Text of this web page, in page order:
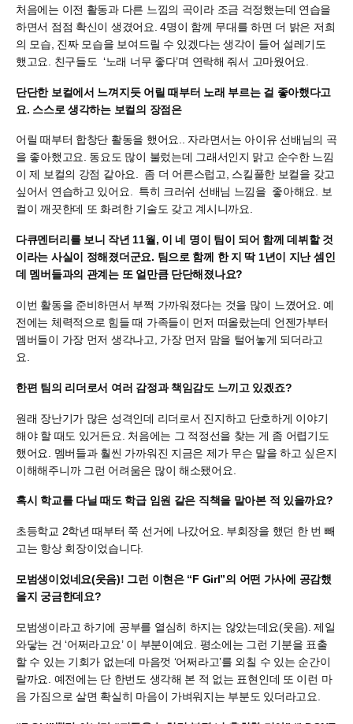
처음에는 이전 활동과 다른 느낌의 곡이라 조금 걱정했는데 연습을
하면서 점점 확신이 생겼어요. 4명이 함께 무대를 하면 더 밝은 저희
의 모습, 진짜 모습을 보여드릴 수 있겠다는 생각이 들어 설레기도
했고요. 친구들도 ‘노래 너무 좋다’며 연락해 줘서 고마웠어요.
단단한 보컬에서 느껴지듯 어릴 때부터 노래 부르는 걸 좋아했다고
요. 스스로 생각하는 보컬의 장점은
어릴 때부터 합창단 활동을 했어요.. 자라면서는 아이유 선배님의 곡
을 좋아했고요. 동요도 많이 불렀는데 그래서인지 맑고 순수한 느낌
이 제 보컬의 강점 같아요. 좀 더 어른스럽고, 스킬풀한 보컬을 갖고
싶어서 연습하고 있어요. 특히 크러쉬 선배님 느낌을 좋아해요. 보
컬이 깨끗한데 또 화려한 기술도 갖고 계시니까요.
다큐멘터리를 보니 작년 11월, 이 네 명이 팀이 되어 함께 데뷔할 것
이라는 사실이 정해졌더군요. 팀으로 함께 한 지 딱 1년이 지난 셈인
데 멤버들과의 관계는 또 얼만큼 단단해졌나요?
이번 활동을 준비하면서 부쩍 가까워졌다는 것을 많이 느꼈어요. 예
전에는 체력적으로 힘들 때 가족들이 먼저 떠올랐는데 언젠가부터
멤버들이 가장 먼저 생각나고, 가장 먼저 맘을 털어놓게 되더라고
요.
한편 팀의 리더로서 여러 감정과 책임감도 느끼고 있겠죠?
원래 장난기가 많은 성격인데 리더로서 진지하고 단호하게 이야기
해야 할 때도 있거든요. 처음에는 그 적정선을 찾는 게 좀 어렵기도
했어요. 멤버들과 훨씬 가까워진 지금은 제가 무슨 말을 하고 싶은지
이해해주니까 그런 어려움은 많이 해소됐어요.
혹시 학교를 다닐 때도 학급 임원 같은 직책을 맡아본 적 있을까요?
초등학교 2학년 때부터 쭉 선거에 나갔어요. 부회장을 했던 한 번 빼
고는 항상 회장이었습니다.
모범생이었네요(웃음)! 그런 이현은 “F Girl”의 어떤 가사에 공감했
을지 궁금한데요?
모범생이라고 하기에 공부를 열심히 하지는 않았는데요(웃음). 제일
와닿는 건 ‘어쩌라고요’ 이 부분이예요. 평소에는 그런 기분을 표출
할 수 있는 기회가 없는데 마음껏 ‘어쩌라고’를 외칠 수 있는 순간이
랄까요. 예전에는 단 한번도 생각해 본 적 없는 표현인데 또 이런 마
음 가짐으로 살면 확실히 마음이 가벼워지는 부분도 있더라고요.